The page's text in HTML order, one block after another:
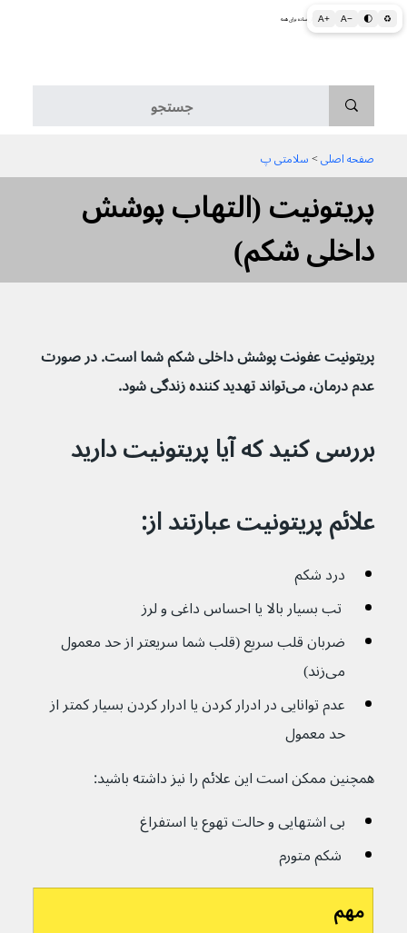
A+ A− 🌓 ♻ اطلاعات پزشکی و بهداشتی به زبان ساده برای همه
پریتونیت (التهاب پوشش
داخلی شکم)
صفحه اصلی > سلامتی پ
پریتونیت عفونت پوشش داخلی شکم شما است. در صورت
عدم درمان، می‌تواند تهدید کننده زندگی شود.
بررسی کنید که آیا پریتونیت دارید
علائم پریتونیت عبارتند از:
درد شکم
تب بسیار بالا یا احساس داغی و لرز
ضربان قلب سریع (قلب شما سریعتر از حد معمول
می‌زند)
عدم توانایی در ادرار کردن یا ادرار کردن بسیار کمتر از
حد معمول
همچنین ممکن است این علائم را نیز داشته باشید:
بی اشتهایی و حالت تهوع یا استفراغ
شکم متورم
مهم